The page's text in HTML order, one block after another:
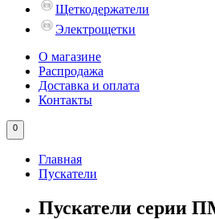
Щеткодержатели
Электрощетки
О магазине
Распродажа
Доставка и оплата
Контакты
0
Главная
Пускатели
Пускатели серии